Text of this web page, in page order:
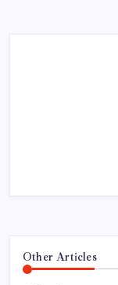
Other Articles